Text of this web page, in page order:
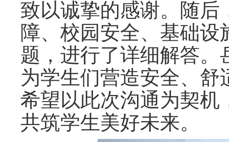
致以诚挚的感谢。随后
障、校园安全、基础
题，进行了 详细解答。
为学生们营造安全、舒
希望以此次沟通为契机
共筑学生美好未来。